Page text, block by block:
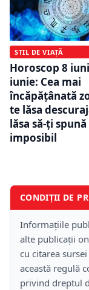
STIL DE VIAȚĂ
Horoscop 8
iunie: Cea mai
încăpățânată
te lăsa
lăsa să-ți spună
imposibil
CONDIȚII DE
Informațiile
alte publicații
cu citarea
această regulă
privind dreptul